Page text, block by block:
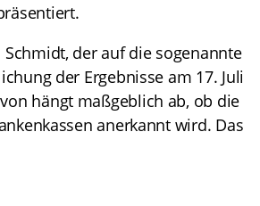
der auf die sogenannte
der Ergebnisse am 17. Juli
hängt maßgeblich ab, ob die
anerkannt wird. Das